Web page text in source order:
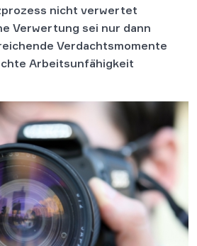
nicht verwertet
Verwertung sei nur dann
Verdachtsmomente
Arbeitsunfähigkeit